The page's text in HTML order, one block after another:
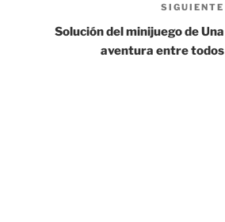
SIGUIENTE
Solución del minijuego de Una
aventura entre todos